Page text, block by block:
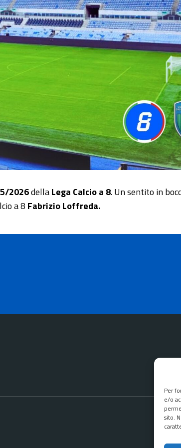
Per
e/o
sito.
2026dellaLega Calcio a 8. Un sentito in
a 8 Fabrizio Loffreda.